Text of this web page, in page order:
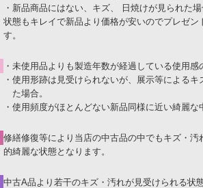
・新品商品にはない、キズ、 日焼けが見られた場
状態もキレイで新品より価格が安いのでプレゼン
す。
・未使用品よりも製造年数が経過している使用感
・使用形跡は見受けられないが、展示等による
た場合。
・使用頻度がほとんどない新品同様に近い綺麗な
修繕修復等により当店の中古品の中でもキズ・汚
的綺麗な状態となります。
中古A品より若干のキズ・汚れが見受けられる状